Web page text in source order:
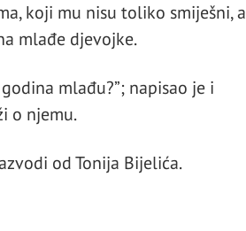
koji mu nisu toliko smiješni, a
mlađe djevojke.
mlađu?”; napisao je i
o njemu.
od Tonija Bijelića.